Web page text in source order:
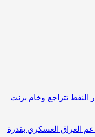
النفط تتراجع وخام برنت
العراق العسكري بقدرة